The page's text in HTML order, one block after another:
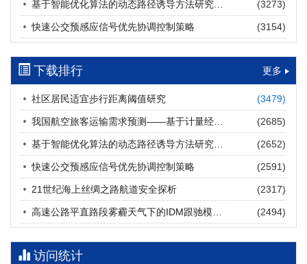
西部陆海新通道氢走廊建设对交通运输领域低碳转型的推动作
用
罗文格, 黄承锋, 关海长
2026, 12(3): 190-201.https://doi.org/10.16503/j.cnki.2095-
9931.2026.03.015
摘要 (30) HTML(31)
交能融合背景下零碳货运走廊利益主体的策略演化与影响因素
张海涛, 姚琛, 唐治豪, 谢明辉, 王元庆
2026, 12(3): 202-216.https://doi.org/10.16503/j.cnki.2095-
9931.2026.03.016
摘要 (24) HTML(23)
(3273)
快速公交预感应信号优先协调控制策略 (3154)
下载排行 更多
社区居民适宜步行距离阈值研究 (3479)
(2685)
(2652)
快速公交预感应信号优先协调控制策略 (2591)
21世纪海上丝绸之路航道安全探析 (2317)
(2494)
访问统计